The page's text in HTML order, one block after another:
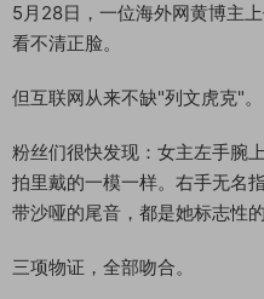
5月28日，一位海外网黄博主
看不清正脸。
但互联网从来不缺"列文虎克"。
粉丝们很快发现：女主左手腕
拍里戴的一模一样。右手无名
带沙哑的尾音，都是她标志性的
三项物证，全部吻合。